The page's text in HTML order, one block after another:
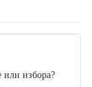
или избора?